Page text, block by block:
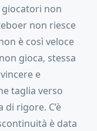
giocatori non
non riesce
è così veloce
gioca, stessa
e
taglia verso
rigore. C’è
è data